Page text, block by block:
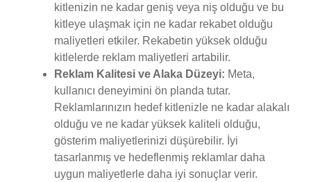
kitlenizin ne kadar geniş veya niş olduğu ve bu
kitleye ulaşmak için ne kadar rekabet olduğu
maliyetleri etkiler. Rekabetin yüksek olduğu
kitlelerde reklam maliyetleri artabilir.
Reklam Kalitesi ve Alaka Düzeyi: Meta,
kullanıcı deneyimini ön planda tutar.
Reklamlarınızın hedef kitlenizle ne kadar alakalı
olduğu ve ne kadar yüksek kaliteli olduğu,
gösterim maliyetlerinizi düşürebilir. İyi
tasarlanmış ve hedeflenmiş reklamlar daha
uygun maliyetlerle daha iyi sonuçlar verir.